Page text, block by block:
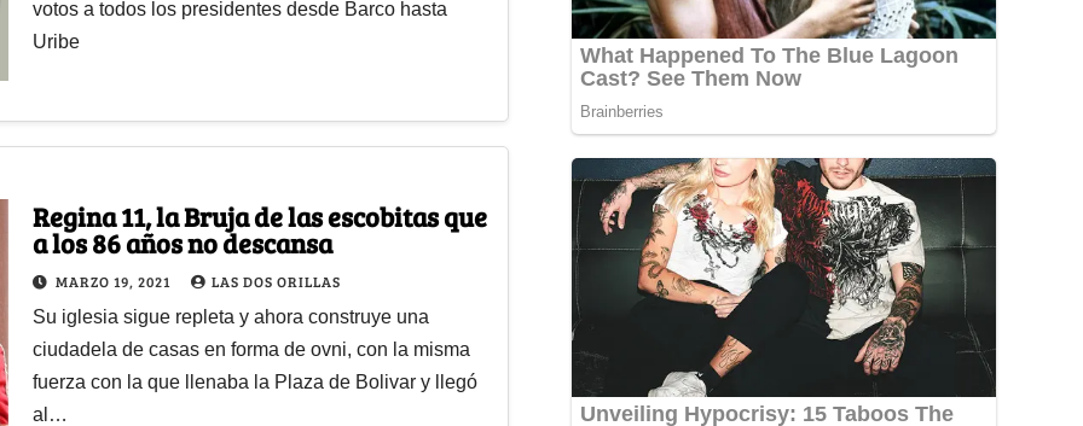
votos a todos los presidentes desde Barco hasta
Uribe
Regina 11, la Bruja de las escobitas que
a los 86 años no descansa
MARZO 19, 2021 LAS DOS ORILLAS
Su iglesia sigue repleta y ahora construye una
ciudadela de casas en forma de ovni, con la misma
fuerza con la que llenaba la Plaza de Bolivar y llegó
al…